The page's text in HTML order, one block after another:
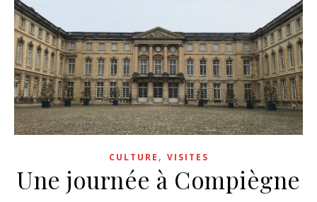
CULTURE , VISITES
Une journée à Compiègne